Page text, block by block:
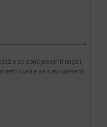
se sono presenti angoli,
curvi e se sono presenti